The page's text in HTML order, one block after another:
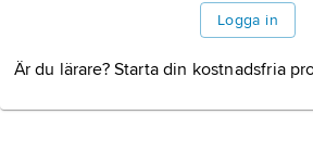
Information om artikeln
Logga in
Är du lärare? Starta din kostnadsfria